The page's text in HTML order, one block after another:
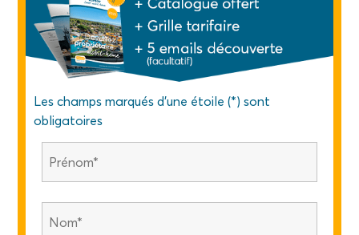
Les champs marqués d'une étoile (*) sont
obligatoires